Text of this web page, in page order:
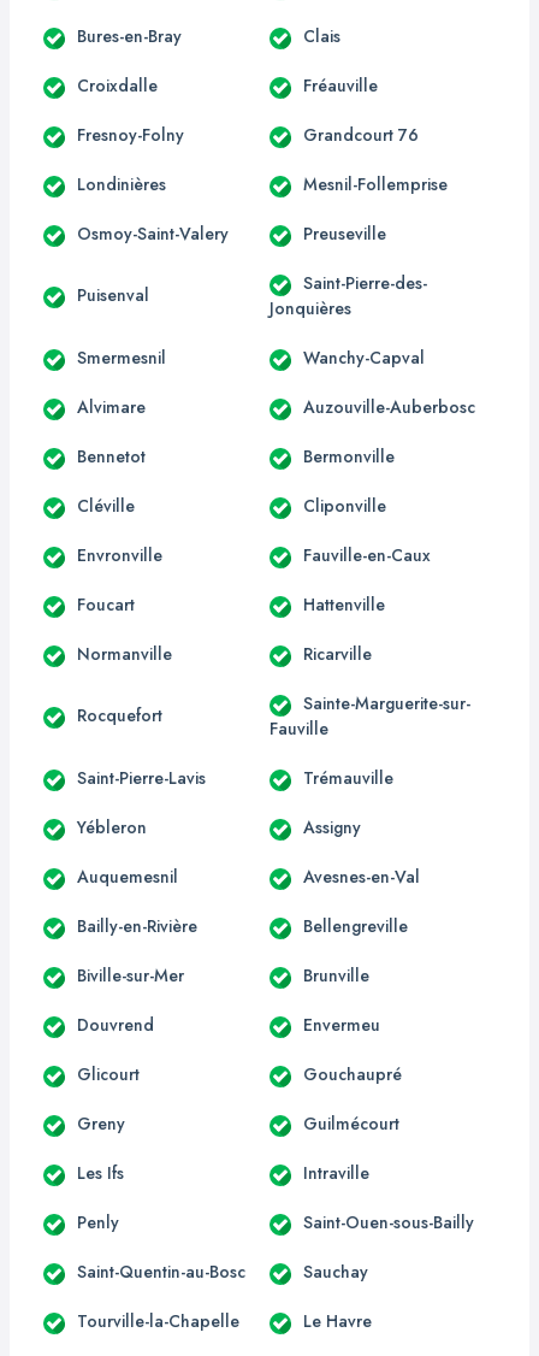
Bures-en-Bray Clais
Croixdalle Fréauville
Fresnoy-Folny Grandcourt 76
Londinières Mesnil-Follemprise
Osmoy-Saint-Valery Preuseville
Puisenval
Saint-Pierre-des-
Jonquières
Smermesnil Wanchy-Capval
Alvimare Auzouville-Auberbosc
Bennetot Bermonville
Cléville Cliponville
Envronville Fauville-en-Caux
Foucart Hattenville
Normanville Ricarville
Rocquefort
Sainte-Marguerite-sur-
Fauville
Saint-Pierre-Lavis Trémauville
Yébleron Assigny
Auquemesnil Avesnes-en-Val
Bailly-en-Rivière Bellengreville
Biville-sur-Mer Brunville
Douvrend Envermeu
Glicourt Gouchaupré
Greny Guilmécourt
Les Ifs Intraville
Penly Saint-Ouen-sous-Bailly
Saint-Quentin-au-Bosc Sauchay
Tourville-la-Chapelle Le Havre